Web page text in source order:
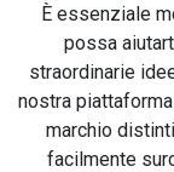
È essenziale
possa
straordinarie
nostra
marchio
facilmente